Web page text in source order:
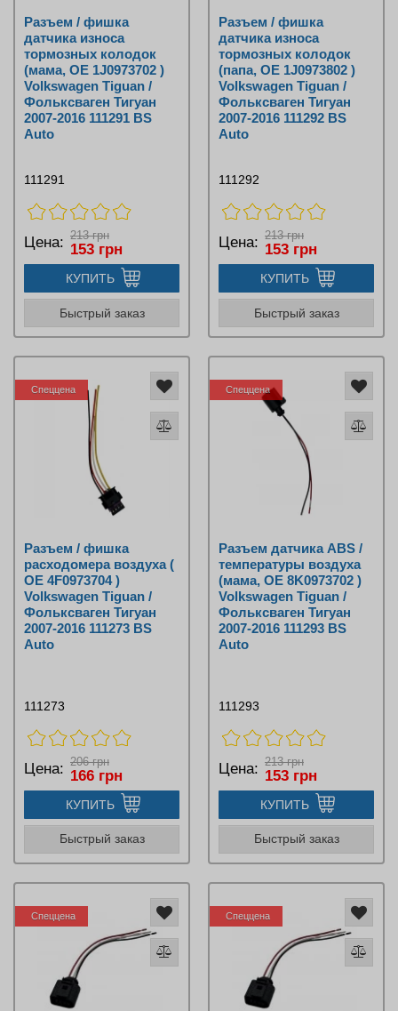
Разъем / фишка
датчика износа
тормозных колодок
(мама, OE 1J0973702 )
Volkswagen Tiguan /
Фольксваген Тигуан
2007-2016 111291 BS
Auto
111291
Цена: 213 грн
153 грн
КУПИТЬ
Быстрый заказ
Разъем / фишка
датчика износа
тормозных колодок
(папа, OE 1J0973802 )
Volkswagen Tiguan /
Фольксваген Тигуан
2007-2016 111292 BS
Auto
111292
Цена: 213 грн
153 грн
КУПИТЬ
Быстрый заказ
Спеццена
Разъем / фишка
расходомера воздуха (
OE 4F0973704 )
Volkswagen Tiguan /
Фольксваген Тигуан
2007-2016 111273 BS
Auto
111273
Цена: 206 грн
166 грн
КУПИТЬ
Быстрый заказ
Спеццена
Разъем датчика ABS /
температуры воздуха
(мама, OE 8K0973702 )
Volkswagen Tiguan /
Фольксваген Тигуан
2007-2016 111293 BS
Auto
111293
Цена: 213 грн
153 грн
КУПИТЬ
Быстрый заказ
Спеццена Спеццена